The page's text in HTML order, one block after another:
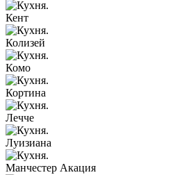
Кент
Колизей
Комо
Кортина
Лечче
Луизиана
Манчестер Акация